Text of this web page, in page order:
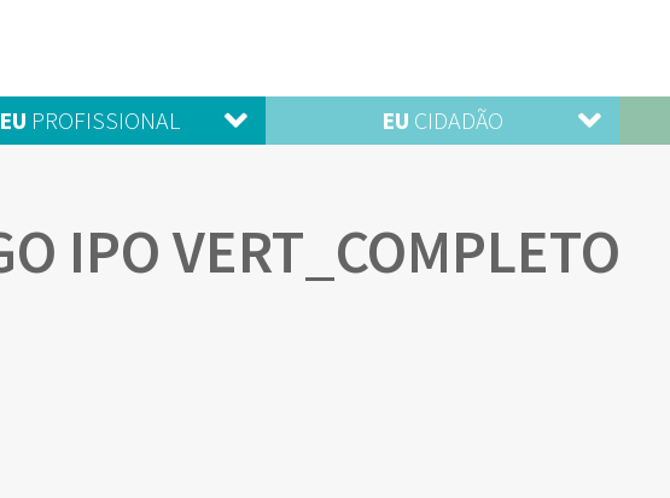
EU PROFISSIONAL EU CIDADÃO
IPO VERT_COMPLETO